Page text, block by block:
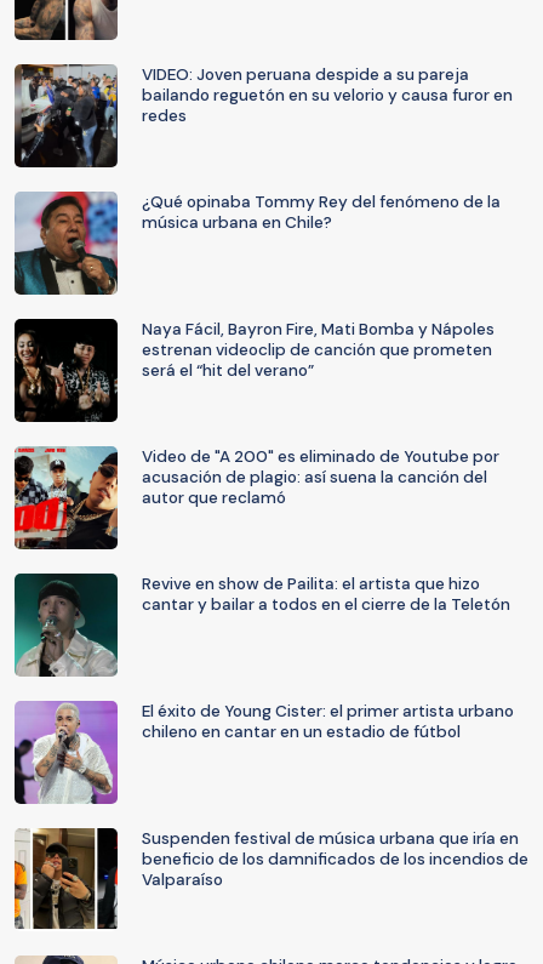
VIDEO: Joven peruana despide a su pareja
bailando reguetón en su velorio y causa furor en
redes
¿Qué opinaba Tommy Rey del fenómeno de la
música urbana en Chile?
Naya Fácil, Bayron Fire, Mati Bomba y Nápoles
estrenan videoclip de canción que prometen
será el “hit del verano”
Video de "A 200" es eliminado de Youtube por
acusación de plagio: así suena la canción del
autor que reclamó
Revive en show de Pailita: el artista que hizo
cantar y bailar a todos en el cierre de la Teletón
El éxito de Young Cister: el primer artista urbano
chileno en cantar en un estadio de fútbol
Suspenden festival de música urbana que iría en
beneficio de los damnificados de los incendios de
Valparaíso